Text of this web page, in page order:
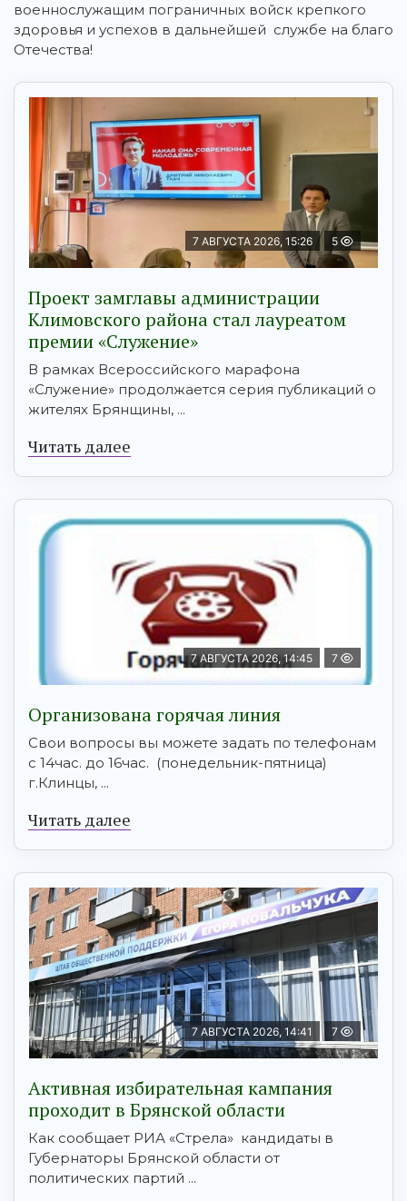
военнослужащим пограничных войск крепкого
здоровья и успехов в дальнейшей службе на благо
Отечества!
7 АВГУСТА 2026, 15:26 5
Проект замглавы администрации
Климовского района стал лауреатом
премии «Служение»
В рамках Всероссийского марафона
«Служение» продолжается серия публикаций о
жителях Брянщины, ...
Читать далее
7 АВГУСТА 2026, 14:45 7
Организована горячая линия
Свои вопросы вы можете задать по телефонам
с 14час. до 16час. (понедельник-пятница)
г.Клинцы, ...
Читать далее
7 АВГУСТА 2026, 14:41 7
Активная избирательная кампания
проходит в Брянской области
Как сообщает РИА «Стрела» кандидаты в
Губернаторы Брянской области от
политических партий ...